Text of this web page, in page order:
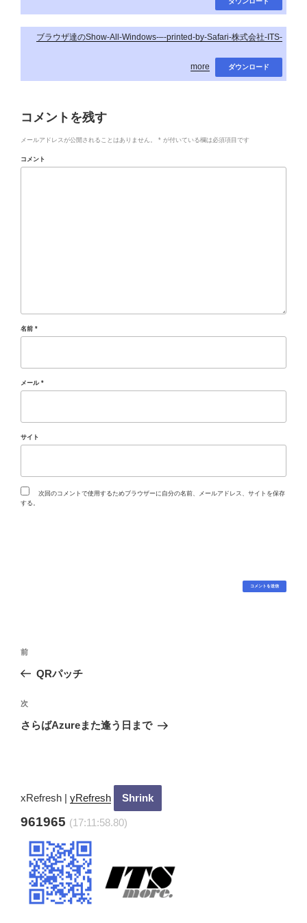
ブラウザ達のShow-All-Windows-–-printed-by-Safari-株式会社-ITS-
more ダウンロード
コメントを残す
メールアドレスが公開されることはありません。 * が付いている欄は必須項目です
コメント
名前 *
メール *
サイト
次回のコメントで使用するためブラウザーに自分の名前、メールアドレス、サイトを保存
する。
投
ビ
ゲ
ン
過
去
投
稿
前
QRパッチ
次
の
次
さらばAzureまた逢う日まで
xRefresh | yRefresh
961965 (17:12:0.0)